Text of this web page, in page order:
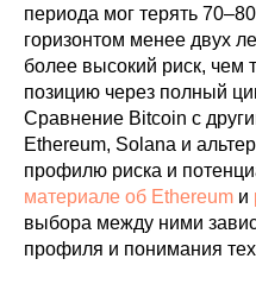
периода мог терять
горизонтом менее двух
более высокий риск, чем
позицию через полный
Сравнение Bitcoin с
Ethereum, Solana и
профилю риска и
материале об Ethereum и
выбора между ними
профиля и понимания